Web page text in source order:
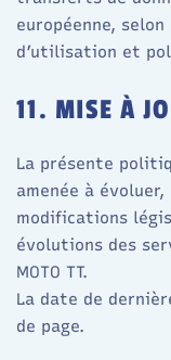
européenne,
d’utilisation et
11. MISE À
La présente
amenée à
modifications
évolutions des
MOTO TT.
La date de
de page.